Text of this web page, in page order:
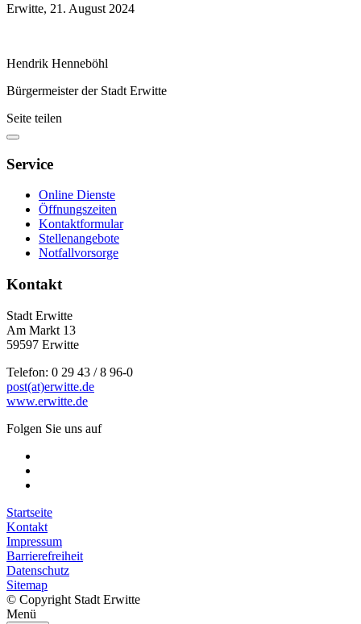
Erwitte, 21. August 2024
Hendrik Henneböhl
Bürgermeister der Stadt Erwitte
Seite teilen
Service
Online Dienste
Öffnungszeiten
Kontaktformular
Stellenangebote
Notfallvorsorge
Kontakt
Stadt Erwitte
Am Markt 13
59597 Erwitte
Telefon: 0 29 43 / 8 96-0
post(at)erwitte.de
www.erwitte.de
Folgen Sie uns auf
Startseite
Kontakt
Impressum
Barrierefreiheit
Datenschutz
Sitemap
© Copyright Stadt Erwitte
Menü